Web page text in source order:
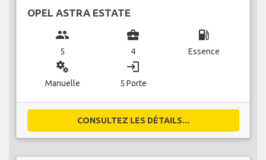
OPEL ASTRA ESTATE
group
5
business_center
4
local_gas_station
Essence
miscellaneous_services
Manuelle
login
5 Porte
CONSULTEZ LES DÉTAILS...